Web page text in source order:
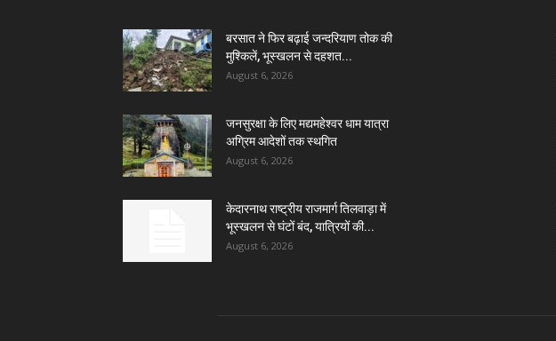
बरसात ने फिर बढ़ाई जन्दरियाण तोक की
मुश्किलें, भूस्खलन से दहशत...
August 6, 2026
जनसुरक्षा के लिए मद्यमहेश्वर धाम यात्रा
अग्रिम आदेशों तक स्थगित
August 6, 2026
केदारनाथ राष्ट्रीय राजमार्ग तिलवाड़ा में
भूस्खलन से घंटों बंद, यात्रियों की...
August 6, 2026